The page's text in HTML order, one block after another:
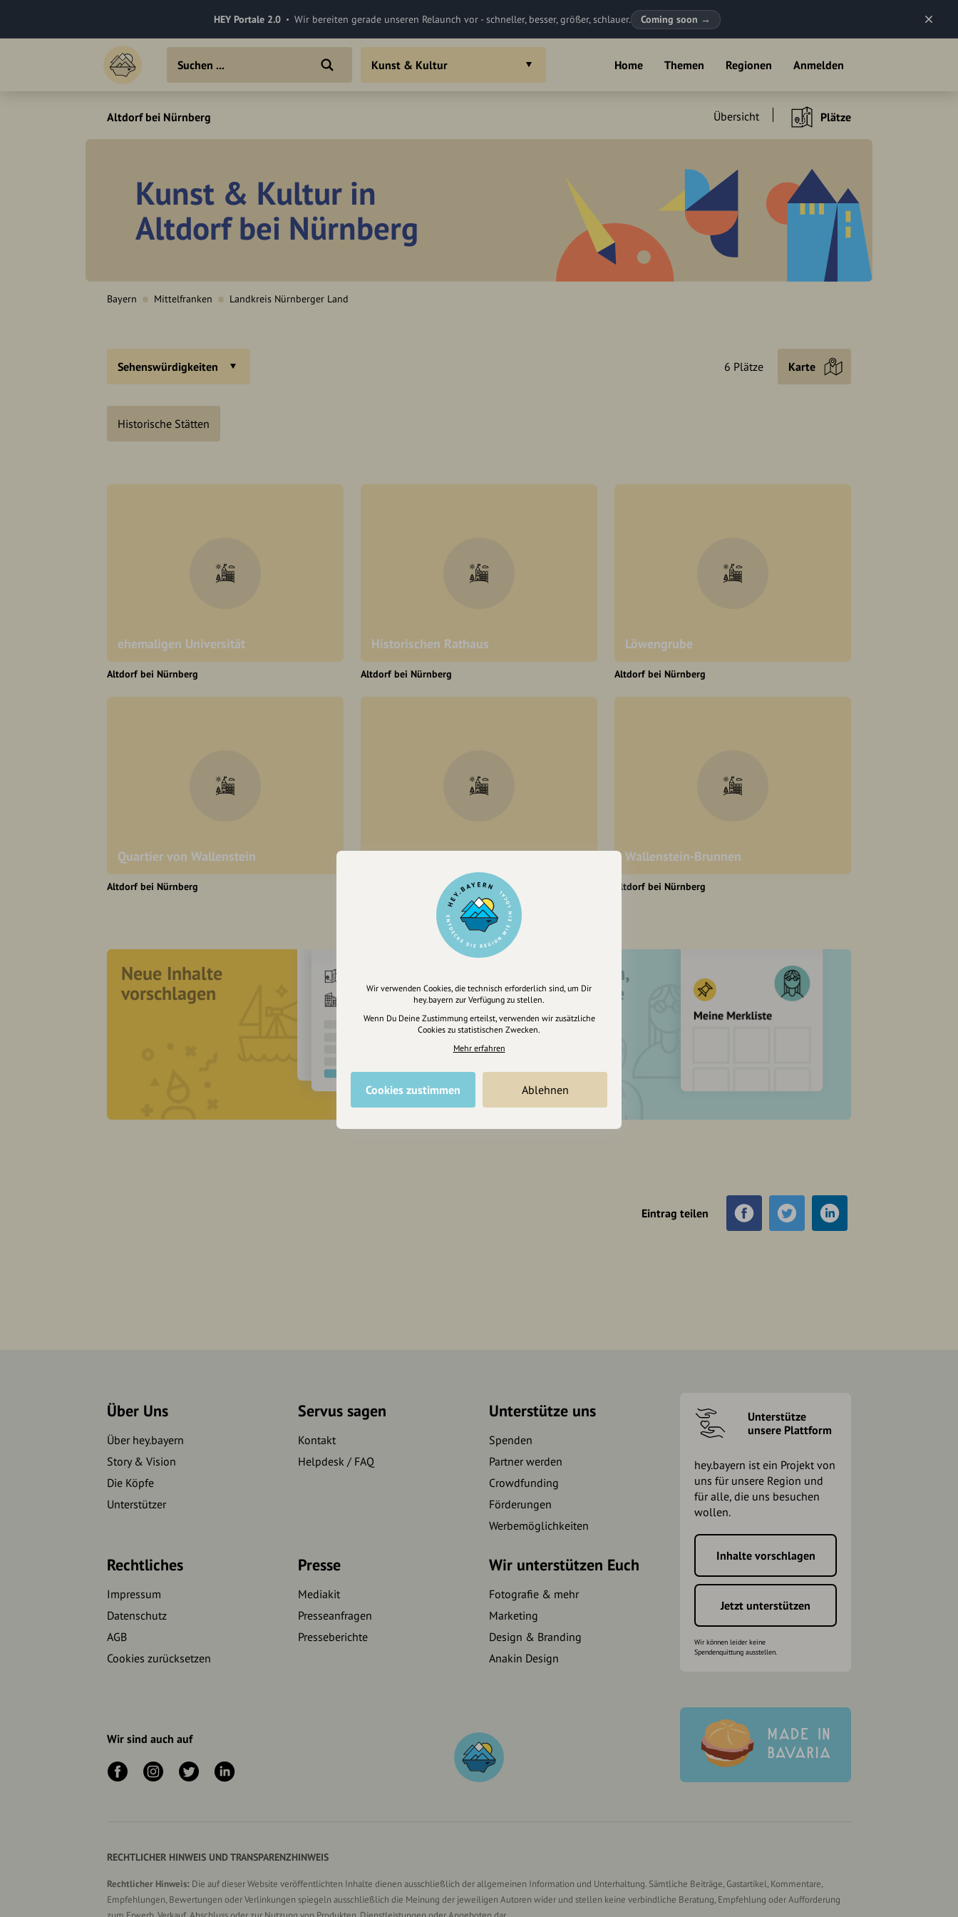
HEY Portale 2.0 Wir bereiten gerade unseren Relaunch vor - schneller, besser, größer, schlauer. Coming soon →
Home Themen Regionen Anmelden
Kunst & Kultur
Altdorf bei Nürnberg Übersicht Plätze
Kunst & Kultur in
Altdorf bei Nürnberg
Bayern Mittelfranken Landkreis Nürnberger Land
Sehenswürdigkeiten
Historische Stätten
6 Plätze Karte
ehemaligen Universität
Altdorf bei Nürnberg
Historischen Rathaus
Altdorf bei Nürnberg
Löwengrube
Altdorf bei Nürnberg
Quartier von Wallenstein
Altdorf bei Nürnberg
Universitätsmuseum
Altdorf bei Nürnberg
Wallenstein-Brunnen
Altdorf bei Nürnberg
Neue Inhalte
vorschlagen
Registriere dich,
um dir Einträge
zu merken
Eintrag teilen
Über Uns
Über hey.bayern
Story & Vision
Die Köpfe
Unterstützer
Servus sagen
Kontakt
Helpdesk / FAQ
Unterstütze uns
Spenden
Partner werden
Crowdfunding
Förderungen
Werbemöglichkeiten
Rechtliches
Impressum
Datenschutz
AGB
Cookies zurücksetzen
Presse
Mediakit
Presseanfragen
Presseberichte
Wir unterstützen Euch
Fotografie & mehr
Marketing
Design & Branding
Anakin Design
Unterstütze
unsere Plattform
hey.bayern ist ein Projekt von
uns für unsere Region und
für alle, die uns besuchen
wollen.
Inhalte vorschlagen
Jetzt unterstützen
Wir können leider keine
Spendenquittung ausstellen.
Wir sind auch auf
RECHTLICHER HINWEIS UND TRANSPARENZHINWEIS
Rechtlicher Hinweis: Die auf dieser Website veröffentlichten Inhalte dienen ausschließlich der allgemeinen Information und Unterhaltung. Sämtliche Beiträge, Gastartikel, Kommentare,
Empfehlungen, Bewertungen oder Verlinkungen spiegeln ausschließlich die Meinung der jeweiligen Autoren wider und stellen keine verbindliche Beratung, Empfehlung oder Aufforderung
Wir verwenden Cookies, die technisch erforderlich sind, um Dir
hey.bayern zur Verfügung zu stellen.
Wenn Du Deine Zustimmung erteilst, verwenden wir zusätzliche
Cookies zu statistischen Zwecken.
Mehr erfahren
Cookies zustimmen Ablehnen